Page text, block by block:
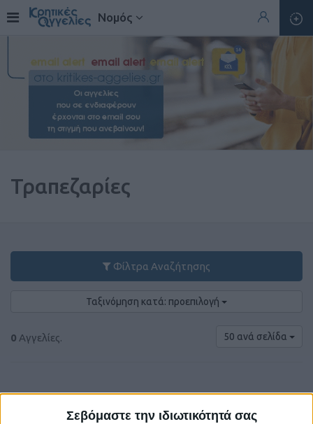
Σεβόμαστε την ιδιωτικότητά σας
Νομός
Τραπεζαρίες
Φίλτρα Αναζήτησης
Ταξινόμηση κατά: προεπιλογή
0 Αγγελίες. 50 ανά σελίδα